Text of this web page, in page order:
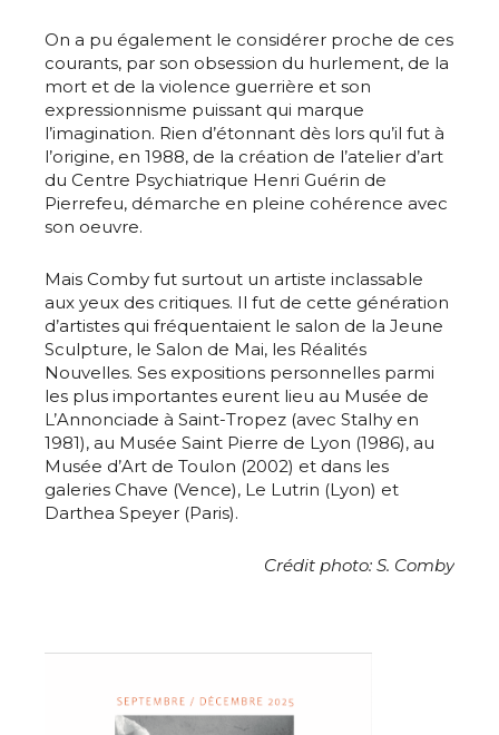
Adresse email*
On a pu également le considérer proche de ces
courants, par son obsession du hurlement, de la
mort et de la violence guerrière et son
expressionnisme puissant qui marque
l’imagination. Rien d’étonnant dès lors qu’il fut à
l’origine, en 1988, de la création de l’atelier d’art
du Centre Psychiatrique Henri Guérin de
Pierrefeu, démarche en pleine cohérence avec
son oeuvre.
Mais Comby fut surtout un artiste inclassable
aux yeux des critiques. Il fut de cette génération
d’artistes qui fréquentaient le salon de la Jeune
Sculpture, le Salon de Mai, les Réalités
Nouvelles. Ses expositions personnelles parmi
les plus importantes eurent lieu au Musée de
L’Annonciade à Saint-Tropez (avec Stalhy en
1981), au Musée Saint Pierre de Lyon (1986), au
Musée d’Art de Toulon (2002) et dans les
galeries Chave (Vence), Le Lutrin (Lyon) et
Darthea Speyer (Paris).
Crédit photo: S. Comby